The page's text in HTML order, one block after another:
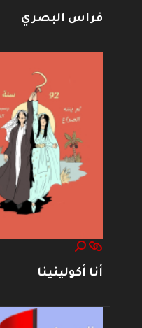
فراس البصري
أنا أكولينينا